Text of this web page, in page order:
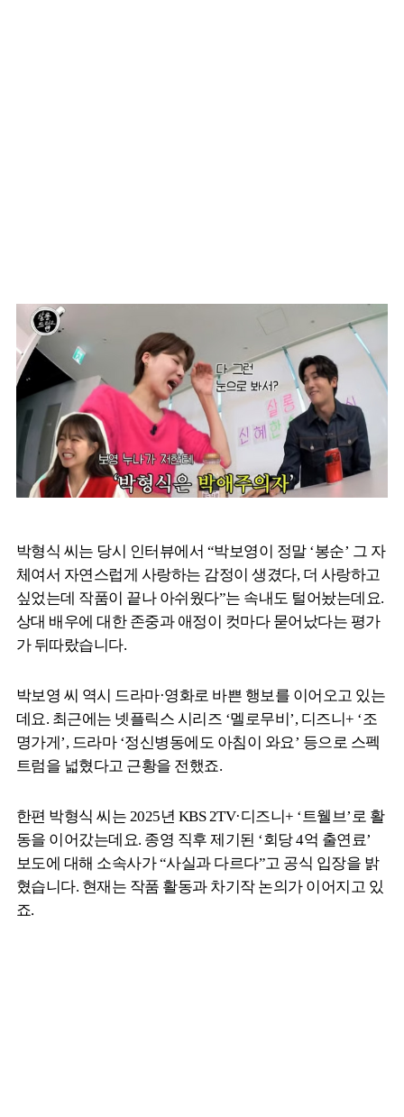
박형식 씨는 당시 인터뷰에서 “박보영이 정말 ‘봉순’ 그 자
체여서 자연스럽게 사랑하는 감정이 생겼다, 더 사랑하고
싶었는데 작품이 끝나 아쉬웠다”는 속내도 털어놨는데요.
상대 배우에 대한 존중과 애정이 컷마다 묻어났다는 평가
가 뒤따랐습니다.
박보영 씨 역시 드라마·영화로 바쁜 행보를 이어오고 있는
데요. 최근에는 넷플릭스 시리즈 ‘멜로무비’, 디즈니+ ‘조
명가게’, 드라마 ‘정신병동에도 아침이 와요’ 등으로 스펙
트럼을 넓혔다고 근황을 전했죠.
한편 박형식 씨는 2025년 KBS 2TV·디즈니+ ‘트웰브’로 활
동을 이어갔는데요. 종영 직후 제기된 ‘회당 4억 출연료’
보도에 대해 소속사가 “사실과 다르다”고 공식 입장을 밝
혔습니다. 현재는 작품 활동과 차기작 논의가 이어지고 있
죠.